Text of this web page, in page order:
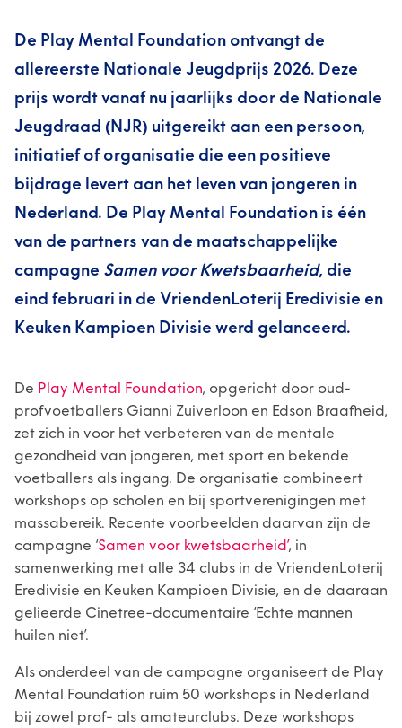
De Play Mental Foundation ontvangt de
allereerste Nationale Jeugdprijs 2026. Deze
prijs wordt vanaf nu jaarlijks door de Nationale
Jeugdraad (NJR) uitgereikt aan een persoon,
initiatief of organisatie die een positieve
bijdrage levert aan het leven van jongeren in
Nederland. De Play Mental Foundation is één
van de partners van de maatschappelijke
campagne Samen voor Kwetsbaarheid, die
eind februari in de VriendenLoterij Eredivisie en
Keuken Kampioen Divisie werd gelanceerd.
De Play Mental Foundation, opgericht door oud-
profvoetballers Gianni Zuiverloon en Edson Braafheid,
zet zich in voor het verbeteren van de mentale
gezondheid van jongeren, met sport en bekende
voetballers als ingang. De organisatie combineert
workshops op scholen en bij sportverenigingen met
massabereik. Recente voorbeelden daarvan zijn de
campagne ‘Samen voor kwetsbaarheid’, in
samenwerking met alle 34 clubs in de VriendenLoterij
Eredivisie en Keuken Kampioen Divisie, en de daaraan
gelieerde Cinetree-documentaire ‘Echte mannen
huilen niet’.
Als onderdeel van de campagne organiseert de Play
Mental Foundation ruim 50 workshops in Nederland
bij zowel prof- als amateurclubs. Deze workshops